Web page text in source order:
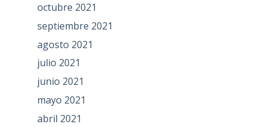
octubre 2021
septiembre 2021
agosto 2021
julio 2021
junio 2021
mayo 2021
abril 2021